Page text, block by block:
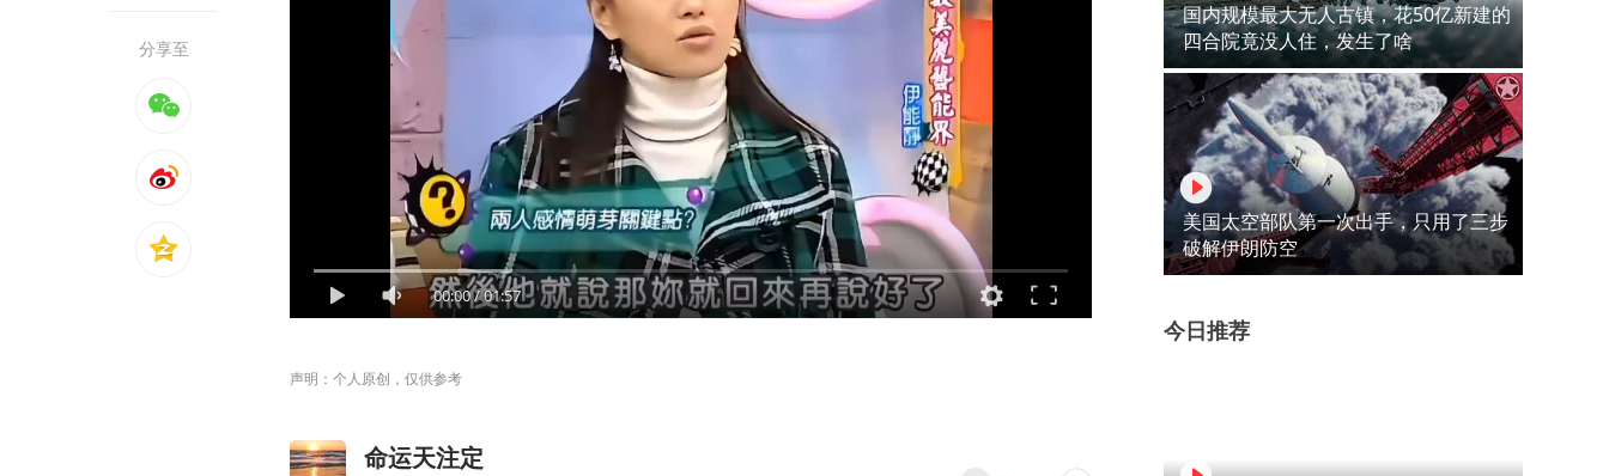
分享至
00:00/01:57
声明：个人原创，仅供参考
命运天注定
国内规模最大无人古镇，花50亿新建的
四合院竟没人住，发生了啥
美国太空部队第一次出手，只用了三步
破解伊朗防空
今日推荐